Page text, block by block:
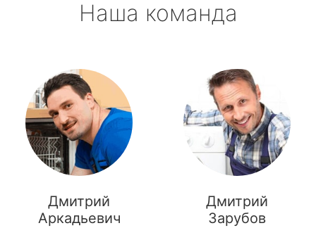
Наша команда
Дмитрий
Аркадьевич
Дмитрий
Зарубов